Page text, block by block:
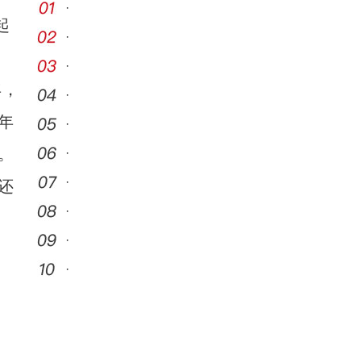
·
·
·
·
·
·
·
·
·
·